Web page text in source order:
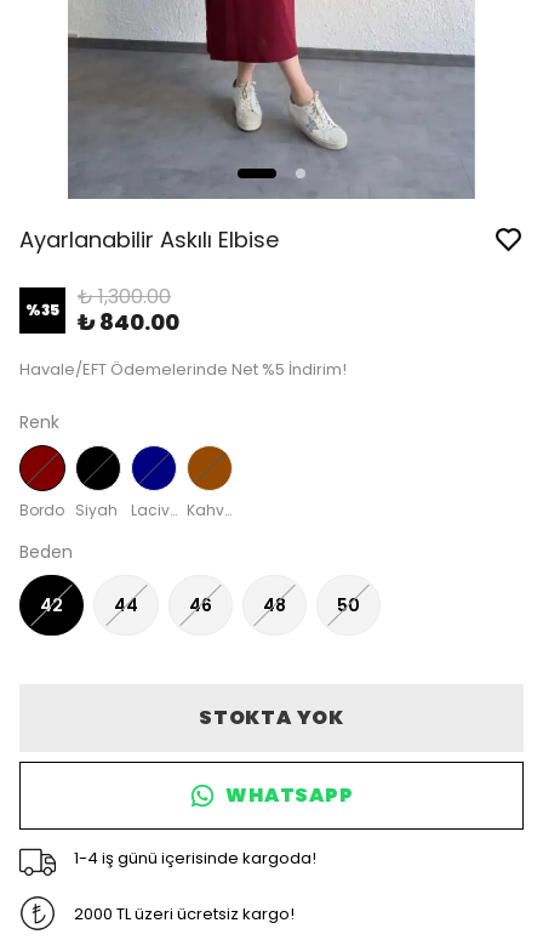
Ayarlanabilir Askılı Elbise
%35 ₺ 1,300.00
₺ 840.00
Havale/EFT Ödemelerinde Net %5 İndirim!
Renk
Bordo Siyah Lacivert Kahverengi
Beden
42 44 46 48 50
STOKTA YOK
WHATSAPP
1-4 iş günü içerisinde kargoda!
2000 TL üzeri ücretsiz kargo!